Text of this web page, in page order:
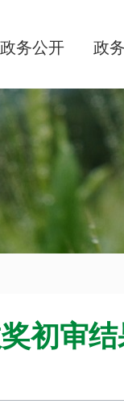
政务公开 政
初审